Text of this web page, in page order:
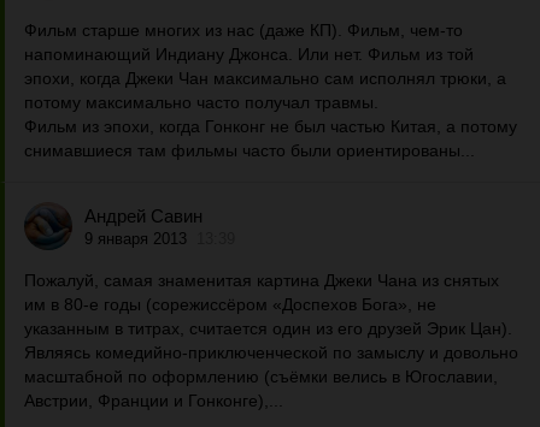
Фильм старше многих из нас (даже КП). Фильм, чем-то
напоминающий Индиану Джонса. Или нет. Фильм из той
эпохи, когда Джеки Чан максимально сам исполнял трюки, а
потому максимально часто получал травмы.
Фильм из эпохи, когда Гонконг не был частью Китая, а потому
снимавшиеся там фильмы часто были ориентированы...
Андрей Савин
9 января 2013
Пожалуй, самая знаменитая картина Джеки Чана из снятых
им в 80-е годы (сорежиссёром «Доспехов Бога», не
указанным в титрах, считается один из его друзей Эрик Цан).
Являясь комедийно-приключенческой по замыслу и довольно
масштабной по оформлению (съёмки велись в Югославии,
Австрии, Франции и Гонконге),...